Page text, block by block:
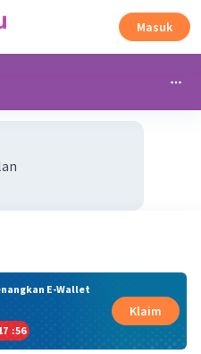
Masuk
E-Wallet
:55
Klaim